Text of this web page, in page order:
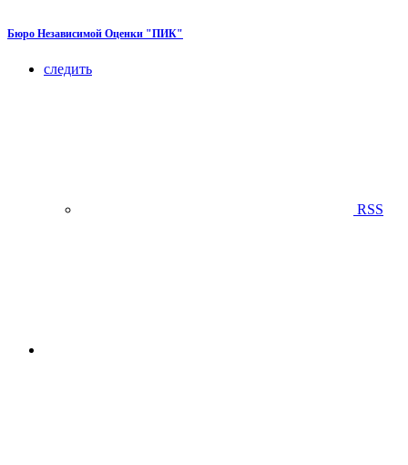
Бюро Независимой Оценки "ПИК"
следить
RSS